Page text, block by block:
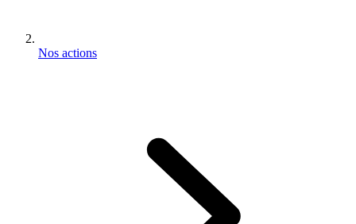
Nos actions